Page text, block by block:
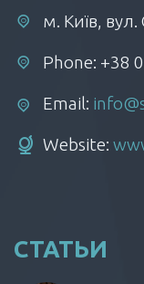
м. Київ,
Phone: +38
Email:
Website:
СТАТЬИ